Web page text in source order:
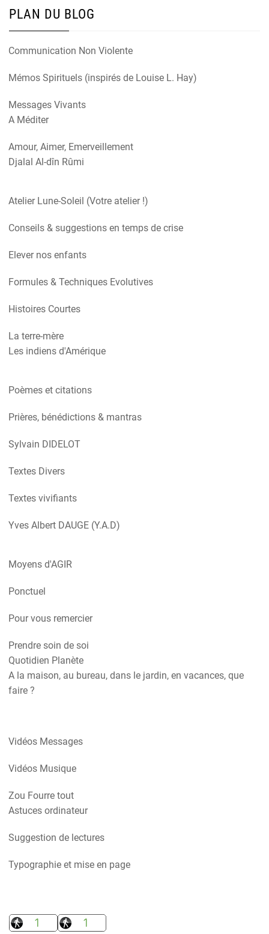
PLAN DU BLOG
Communication Non Violente
Mémos Spirituels (inspirés de Louise L. Hay)
Messages Vivants
A Méditer
Amour, Aimer, Emerveillement
Djalal Al-dîn Rûmi
Atelier Lune-Soleil (Votre atelier !)
Conseils & suggestions en temps de crise
Elever nos enfants
Formules & Techniques Evolutives
Histoires Courtes
La terre-mère
Les indiens d'Amérique
Poèmes et citations
Prières, bénédictions & mantras
Sylvain DIDELOT
Textes Divers
Textes vivifiants
Yves Albert DAUGE (Y.A.D)
Moyens d'AGIR
Ponctuel
Pour vous remercier
Prendre soin de soi
Quotidien Planète
A la maison, au bureau, dans le jardin, en vacances, que
faire ?
Vidéos Messages
Vidéos Musique
Zou Fourre tout
Astuces ordinateur
Suggestion de lectures
Typographie et mise en page